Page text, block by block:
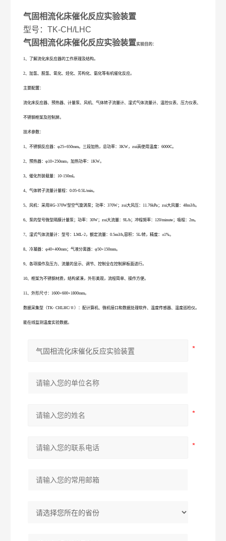
气固相流化床催化反应实验装置
型号：TK-CH/LHC
气固相流化床催化反应实验装置实验目的：
1、了解流化床反应器的工作原理及结构。
2、加氢、脱氢、氧化、烃化、芳构化、氨化等有机催化反应。
主要配置：
流化床反应器、预热器、计量泵、风机、气体转子流量计、湿式气体流量计、温控仪表、压力仪表、
不锈钢框架及控制屏。
技术参数：
1、不锈钢反应器：φ25×650mm。三段加热，总功率：3KW，zui高使用温度：6000C。
2、预热器：φ10×250mm，加热功率：1KW。
3、催化剂装载量：10-150ml。
4、气体转子流量计量程：0.05-0.5L/min。
5、风机：采用HG-370W型空气旋涡泵；功率：370W；zui大风压：11.76kPa；zui大风量：48m3/h。
6、泵的型号微型隔膜计量泵；功率：30W；zui大流量：9L/h；冲程频率：120/minute；吸程：2m。
7、湿式气体流量计：型号：LML-2，额定流量：0.5m3/h,容积：5L/转，精度：±1%。
8、冷凝器：φ40×400mm；气液分离器：φ50×150mm。
9、各项操作及压力、流量的显示、调节、控制全在控制屏板面进行。
10、框架为不锈钢材质，结构紧凑，外形美观，流程简单、操作方便。
11、外形尺寸：1600×600×1800mm。
数据采集型（TK- CHLHC/Ⅱ）：配计算机、微机接口和数据处理软件、温度传感器、温度巡检仪。
能在线监测温度实验数据。